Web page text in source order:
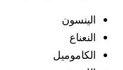
الينسون
النعناع
الكاموميل